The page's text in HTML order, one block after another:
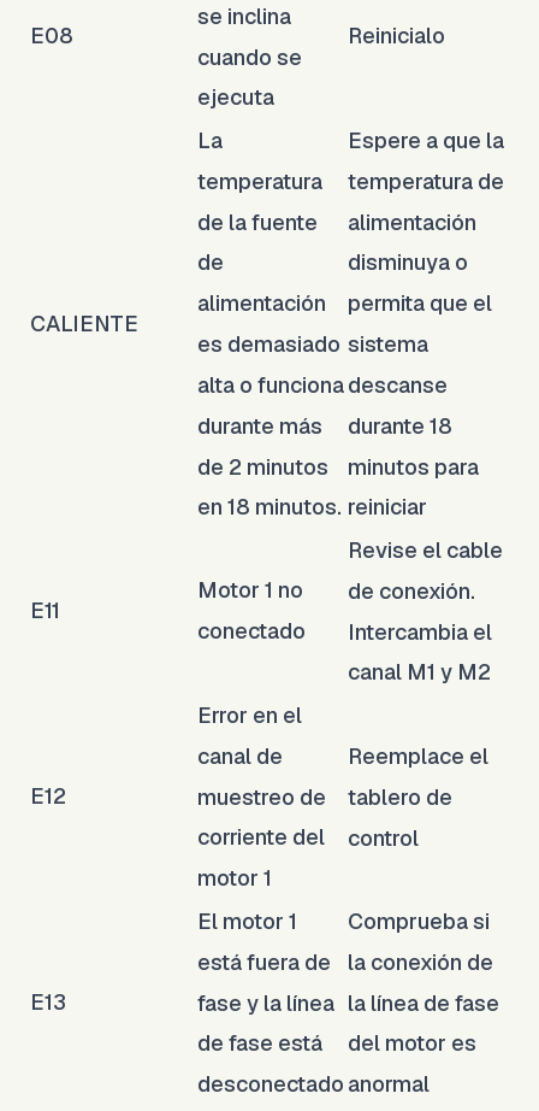
E08
se inclina
cuando se
ejecuta
Reinicialo
CALIENTE
La
temperatura
de la fuente
de
alimentación
es demasiado
alta o funciona
durante más
de 2 minutos
en 18 minutos.
Espere a que la
temperatura de
alimentación
disminuya o
permita que el
sistema
descanse
durante 18
minutos para
reiniciar
E11
Motor 1 no
conectado
Revise el cable
de conexión.
Intercambia el
canal M1 y M2
E12
Error en el
canal de
muestreo de
corriente del
motor 1
Reemplace el
tablero de
control
E13
El motor 1
está fuera de
fase y la línea
de fase está
desconectado
Comprueba si
la conexión de
la línea de fase
del motor es
anormal